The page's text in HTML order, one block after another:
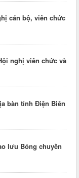
cán bộ, viên chức
nghị viên chức và
bàn tỉnh Điện Biên
lưu Bóng chuyền